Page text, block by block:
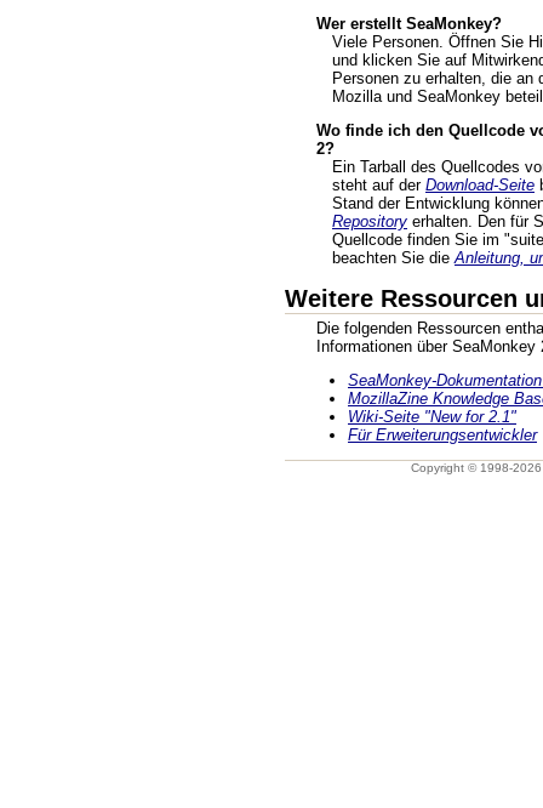
Wer erstellt SeaMonkey?
Viele Personen. Öffnen Sie
und klicken Sie auf
Personen zu erhalten, die an
Mozilla und SeaMonkey
Wo finde ich den Quellcode
2?
Ein Tarball des Quellcodes
steht auf der Download-Seite
Stand der Entwicklung
Repository erhalten. Den für
Quellcode finden Sie im
beachten Sie die Anleitung,
Weitere Ressourcen
Die folgenden Ressourcen
Informationen über SeaMonkey
SeaMonkey-
MozillaZine Knowledge
Wiki-Seite "New for 2.1"
Für Erweiterungsentwickler
Copyright © 1998-